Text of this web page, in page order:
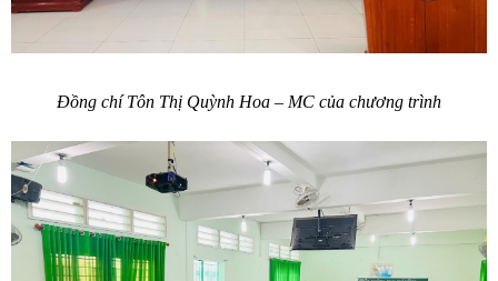
Đồng chí Tôn Thị Quỳnh Hoa – MC của chương trình